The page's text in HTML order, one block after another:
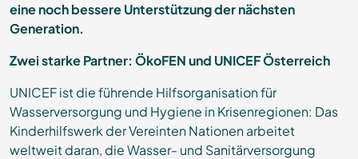
eine noch bessere Unterstützung der nächsten
Generation.
Zwei starke Partner: ÖkoFEN und UNICEF Österreich
UNICEF ist die führende Hilfsorganisation für
Wasserversorgung und Hygiene in Krisenregionen: Das
Kinderhilfswerk der Vereinten Nationen arbeitet
weltweit daran, die Wasser- und Sanitärversorgung